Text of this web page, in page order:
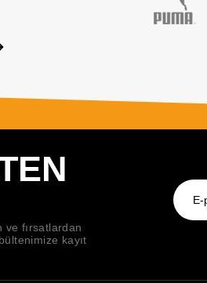
ve fırsatlardan
kayıt